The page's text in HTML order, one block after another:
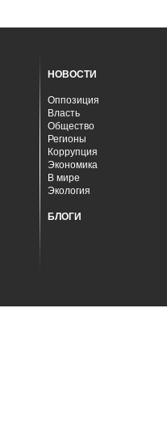
НОВОСТИ
Оппозиция
Власть
Общество
Регионы
Коррупция
Экономика
В мире
Экология
БЛОГИ